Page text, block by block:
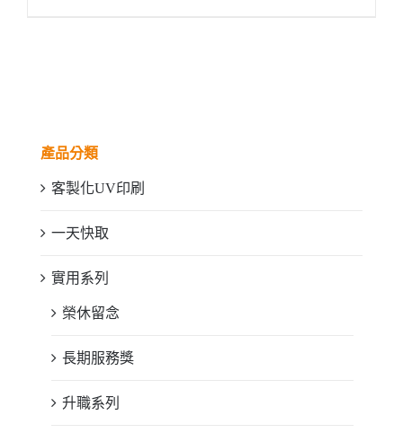
產品分類
客製化UV印刷
一天快取
實用系列
榮休留念
長期服務獎
升職系列